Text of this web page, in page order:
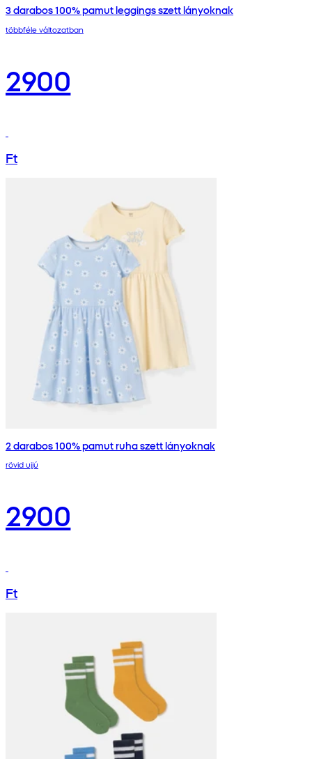
3 darabos 100% pamut leggings szett lányoknak
többféle változatban
2900
Ft
2 darabos 100% pamut ruha szett lányoknak
rövid ujjú
2900
Ft